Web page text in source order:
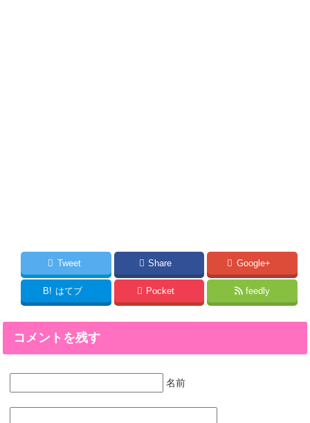
Tweet Share Google+
B! はてブ Pocket feedly
コメントを残す
名前